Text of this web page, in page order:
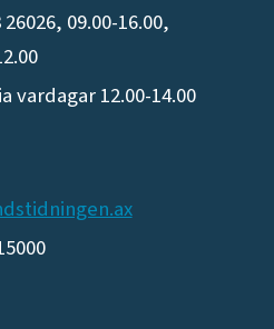
09.00-16.00,
vardagar 12.00-14.00